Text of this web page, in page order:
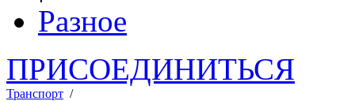
Разное
ПРИСОЕДИНИТЬСЯ
Транспорт /